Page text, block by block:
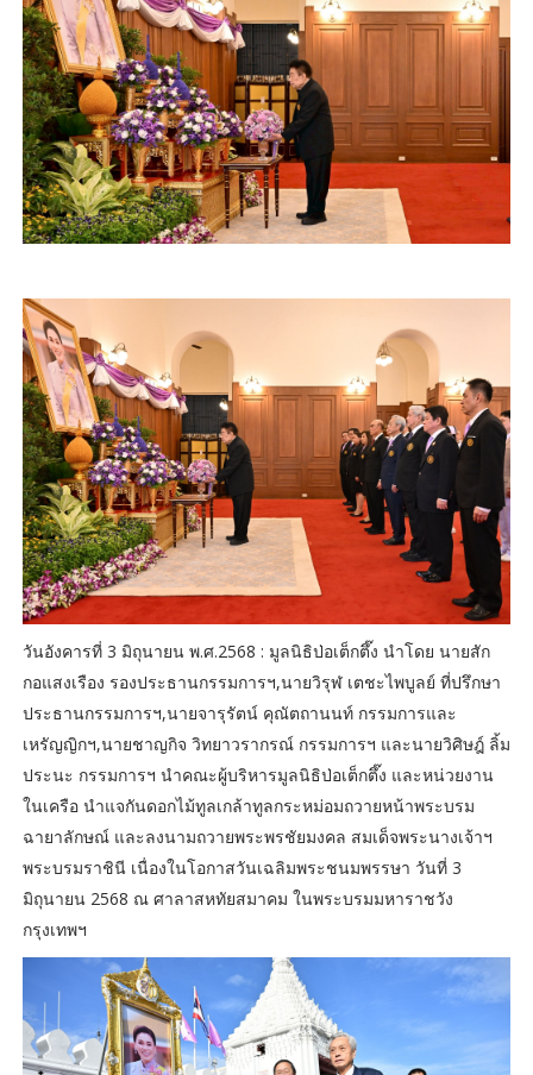
วันอังคารที่ 3 มิถุนายน พ.ศ.2568 : มูลนิธิป่อเต็กตึ๊ง นำโดย นายสัก
กอแสงเรือง รองประธานกรรมการฯ,นายวิรุฬ เตชะไพบูลย์ ที่ปรึกษา
ประธานกรรมการฯ,นายจารุรัตน์ คุณัตถานนท์ กรรมการและ
เหรัญญิกฯ,นายชาญกิจ วิทยาวรากรณ์ กรรมการฯ และนายวิศิษฎ์ ลิ้ม
ประนะ กรรมการฯ นำคณะผู้บริหารมูลนิธิป่อเต็กตึ๊ง และหน่วยงาน
ในเครือ นำแจกันดอกไม้ทูลเกล้าทูลกระหม่อมถวายหน้าพระบรม
ฉายาลักษณ์ และลงนามถวายพระพรชัยมงคล สมเด็จพระนางเจ้าฯ
พระบรมราชินี เนื่องในโอกาสวันเฉลิมพระชนมพรรษา วันที่ 3
มิถุนายน 2568 ณ ศาลาสหทัยสมาคม ในพระบรมมหาราชวัง
กรุงเทพฯ